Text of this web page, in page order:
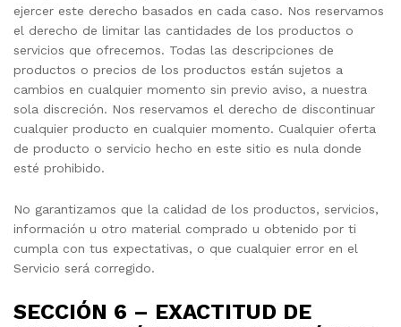
ejercer este derecho basados en cada caso. Nos reservamos
el derecho de limitar las cantidades de los productos o
servicios que ofrecemos. Todas las descripciones de
productos o precios de los productos están sujetos a
cambios en cualquier momento sin previo aviso, a nuestra
sola discreción. Nos reservamos el derecho de discontinuar
cualquier producto en cualquier momento. Cualquier oferta
de producto o servicio hecho en este sitio es nula donde
esté prohibido.
No garantizamos que la calidad de los productos, servicios,
información u otro material comprado u obtenido por ti
cumpla con tus expectativas, o que cualquier error en el
Servicio será corregido.
SECCIÓN 6 – EXACTITUD DE